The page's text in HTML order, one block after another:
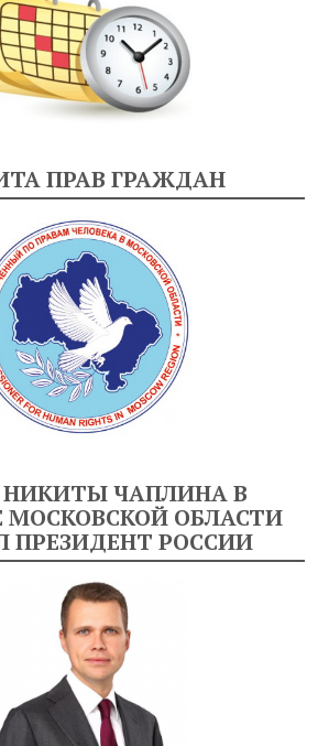
ПРАВ ГРАЖДАН
ЧАПЛИНА В
МОСКОВСКОЙ ОБЛАСТИ
ПРЕЗИДЕНТ РОССИИ